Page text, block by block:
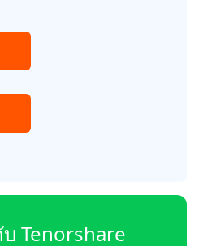
บ Tenorshare